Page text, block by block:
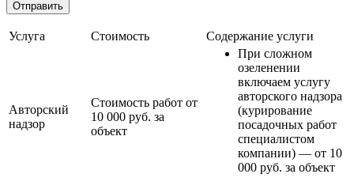
Услуга Стоимость Содержание услуги
Авторский
надзор
Стоимость работ от
10 000 руб. за
объект
При сложном
озеленении
включаем услугу
авторского надзора
(курирование
посадочных работ
специалистом
компании) — от 10
000 руб. за объект